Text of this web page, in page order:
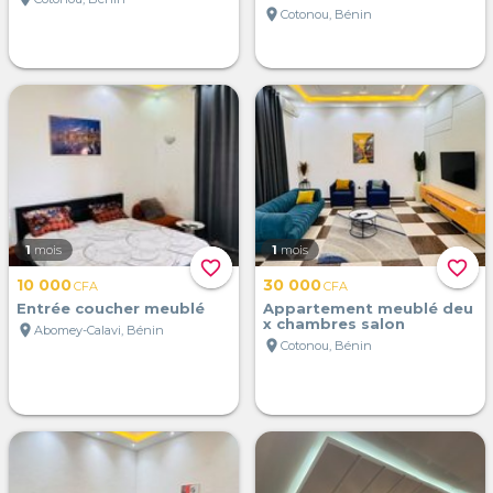
location_on Cotonou, Bénin
favorite_border
1 mois
10 000CFA
Entrée coucher meublé
location_on Abomey-Calavi, Bénin
favorite_border
1 mois
30 000CFA
Appartement meublé deu
x chambres salon
location_on Cotonou, Bénin